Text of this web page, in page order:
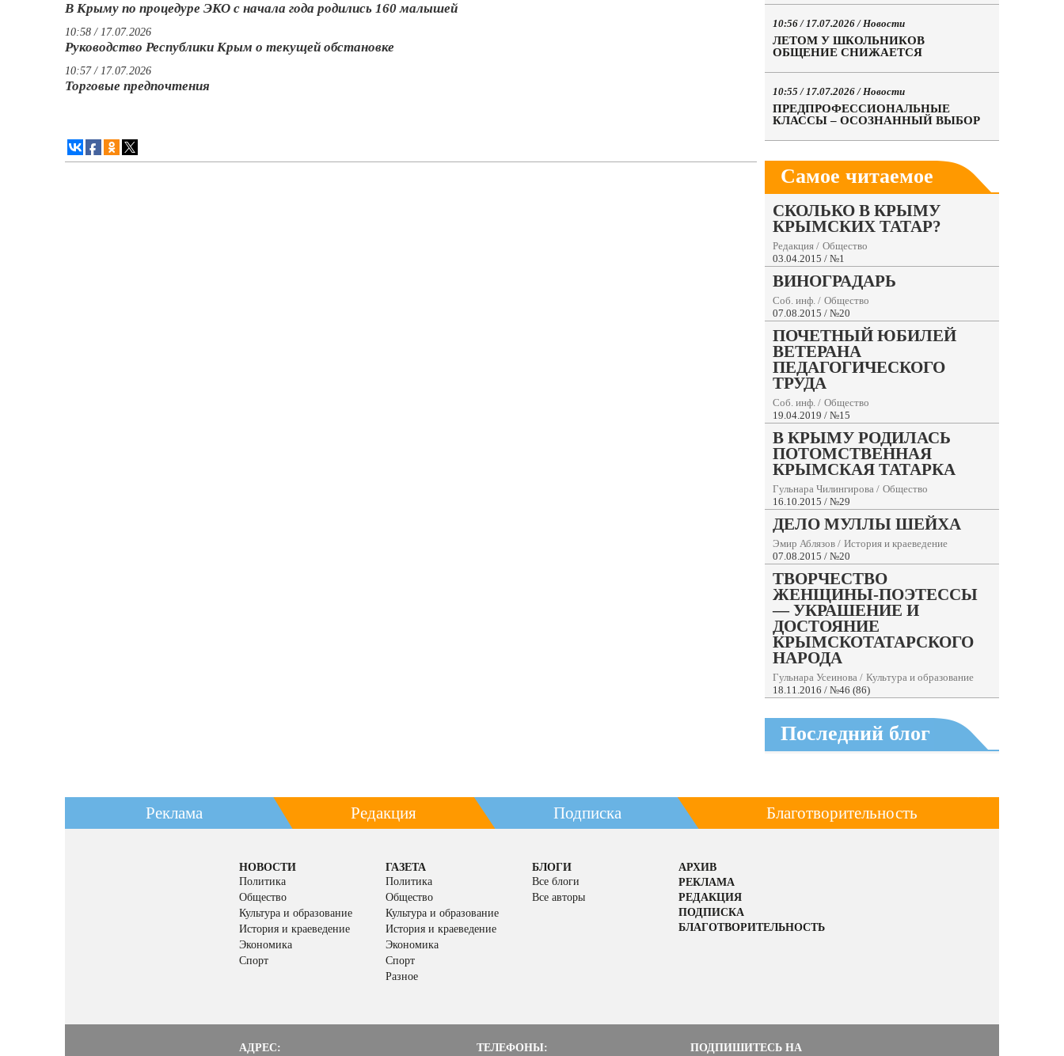
В Крыму по процедуре ЭКО с начала года родились 160 малышей
10:58 / 17.07.2026
Руководство Республики Крым о текущей обстановке
10:57 / 17.07.2026
Торговые предпочтения
10:56 / 17.07.2026 /Новости
ЛЕТОМ У ШКОЛЬНИКОВ
ОБЩЕНИЕ СНИЖАЕТСЯ
10:55 / 17.07.2026 /Новости
ПРЕДПРОФЕССИОНАЛЬНЫЕ
КЛАССЫ – ОСОЗНАННЫЙ ВЫБОР
Самое читаемое
СКОЛЬКО В КРЫМУ
КРЫМСКИХ ТАТАР?
Редакция / Общество
03.04.2015 / №1
ВИНОГРАДАРЬ
Соб. инф. / Общество
07.08.2015 / №20
ПОЧЕТНЫЙ ЮБИЛЕЙ
ВЕТЕРАНА
ПЕДАГОГИЧЕСКОГО
ТРУДА
Соб. инф. / Общество
19.04.2019 / №15
В КРЫМУ РОДИЛАСЬ
ПОТОМСТВЕННАЯ
КРЫМСКАЯ ТАТАРКА
Гульнара Чилингирова / Общество
16.10.2015 / №29
ДЕЛО МУЛЛЫ ШЕЙХА
Эмир Аблязов / История и краеведение
07.08.2015 / №20
ТВОРЧЕСТВО
ЖЕНЩИНЫ-ПОЭТЕССЫ
— УКРАШЕНИЕ И
ДОСТОЯНИЕ
КРЫМСКОТАТАРСКОГО
НАРОДА
Гульнара Усеинова / Культура и образование
18.11.2016 / №46 (86)
Последний блог
Реклама Редакция Подписка Благотворительность
НОВОСТИ
Политика
Общество
Культура и образование
История и краеведение
Экономика
Спорт
ГАЗЕТА
Политика
Общество
Культура и образование
История и краеведение
Экономика
Спорт
Разное
БЛОГИ
Все блоги
Все авторы
АРХИВ
РЕКЛАМА
РЕДАКЦИЯ
ПОДПИСКА
БЛАГОТВОРИТЕЛЬНОСТЬ
АДРЕС: ТЕЛЕФОНЫ: ПОДПИШИТЕСЬ НА